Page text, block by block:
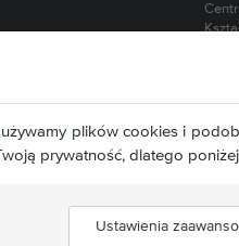
plików cookies i
prywatność, dlatego
Ustawienia